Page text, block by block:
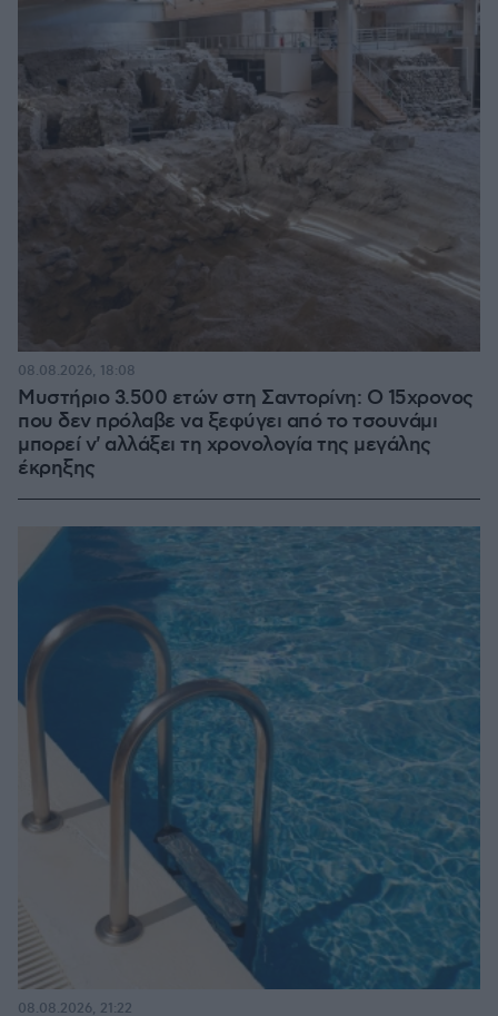
Μυστήριο 3.500 ετών στη Σαντορίνη: Ο 15χρονος
που δεν πρόλαβε να ξεφύγει από το τσουνάμι
μπορεί ν' αλλάξει τη χρονολογία της μεγάλης
έκρηξης
08.08.2026, 18:08
08.08.2026, 21:22